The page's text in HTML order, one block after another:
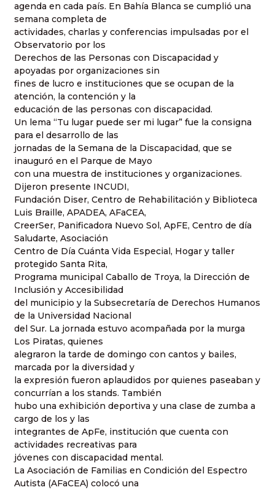
agenda en cada país. En Bahía Blanca se cumplió una
semana completa de
actividades, charlas y conferencias impulsadas por el
Observatorio por los
Derechos de las Personas con Discapacidad y
apoyadas por organizaciones sin
fines de lucro e instituciones que se ocupan de la
atención, la contención y la
educación de las personas con discapacidad.
Un lema “Tu lugar puede ser mi lugar” fue la consigna
para el desarrollo de las
jornadas de la Semana de la Discapacidad, que se
inauguró en el Parque de Mayo
con una muestra de instituciones y organizaciones.
Dijeron presente INCUDI,
Fundación Diser, Centro de Rehabilitación y Biblioteca
Luis Braille, APADEA, AFaCEA,
CreerSer, Panificadora Nuevo Sol, ApFE, Centro de día
Saludarte, Asociación
Centro de Día Cuánta Vida Especial, Hogar y taller
protegido Santa Rita,
Programa municipal Caballo de Troya, la Dirección de
Inclusión y Accesibilidad
del municipio y la Subsecretaría de Derechos Humanos
de la Universidad Nacional
del Sur. La jornada estuvo acompañada por la murga
Los Piratas, quienes
alegraron la tarde de domingo con cantos y bailes,
marcada por la diversidad y
la expresión fueron aplaudidos por quienes paseaban y
concurrían a los stands. También
hubo una exhibición deportiva y una clase de zumba a
cargo de los y las
integrantes de ApFe, institución que cuenta con
actividades recreativas para
jóvenes con discapacidad mental.
La Asociación de Familias en Condición del Espectro
Autista (AFaCEA) colocó una